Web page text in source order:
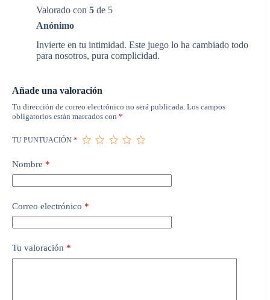
Valorado con 5 de 5
Anónimo
Invierte en tu intimidad. Este juego lo ha cambiado todo
para nosotros, pura complicidad.
Añade una valoración
Tu dirección de correo electrónico no será publicada. Los campos
obligatorios están marcados con *
TU PUNTUACIÓN *
Nombre *
Correo electrónico *
Tu valoración *